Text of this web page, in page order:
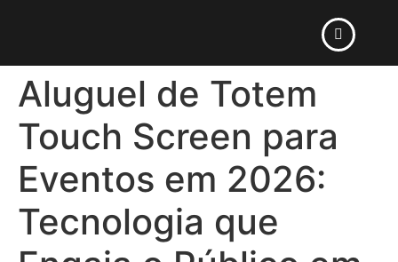
Aluguel de Totem
Touch Screen para
Eventos em 2026:
Tecnologia que